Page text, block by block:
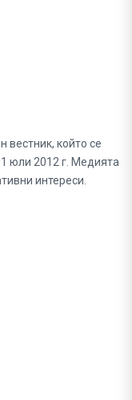
който се
юли 2012 г. Медията
интереси.